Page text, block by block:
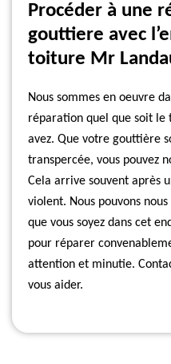
Procéder à une
gouttiere avec
toiture Mr
Nous sommes en oeuvre
réparation quel que soit le
avez. Que votre gouttière
transpercée, vous pouvez
Cela arrive souvent après
violent. Nous pouvons
que vous soyez dans cet
pour réparer
attention et minutie.
vous aider.